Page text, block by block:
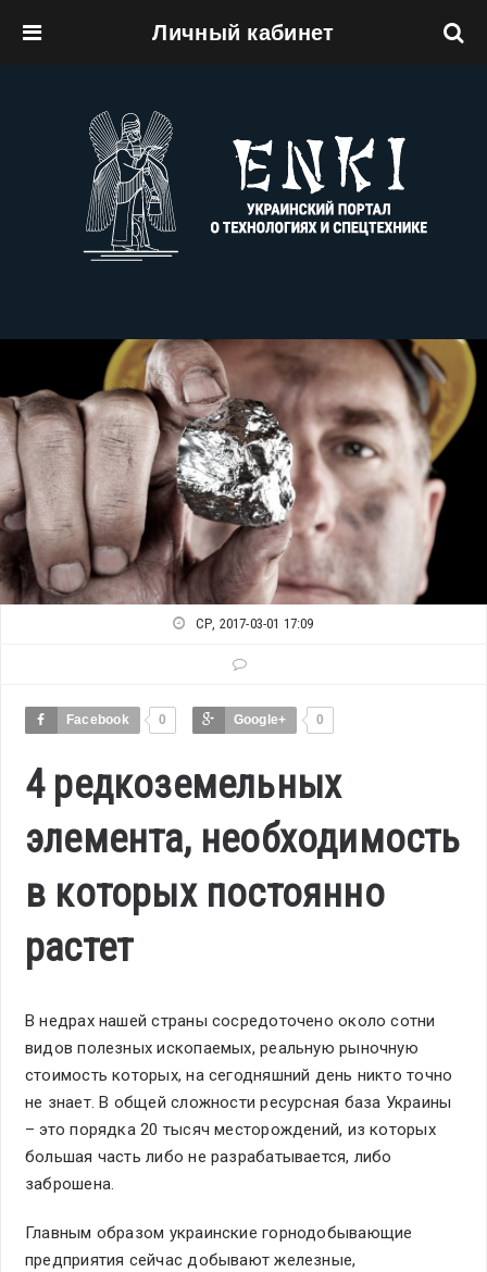
Личный кабинет
СР, 2017-03-01 17:09
Facebook 0 Google+ 0
4 редкоземельных
элемента, необходимость
в которых постоянно
растет
В недрах нашей страны сосредоточено около сотни
видов полезных ископаемых, реальную рыночную
стоимость которых, на сегодняшний день никто точно
не знает. В общей сложности ресурсная база Украины
– это порядка 20 тысяч месторождений, из которых
большая часть либо не разрабатывается, либо
заброшена.
Главным образом украинские горнодобывающие
предприятия сейчас добывают железные,